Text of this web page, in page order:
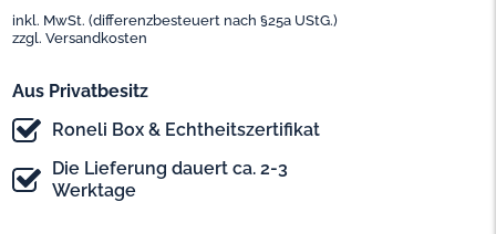
inkl. MwSt. (differenzbesteuert nach §25a UStG.)
zzgl. Versandkosten
Aus Privatbesitz
Roneli Box & Echtheitszertifikat
Die Lieferung dauert ca. 2-3
Werktage